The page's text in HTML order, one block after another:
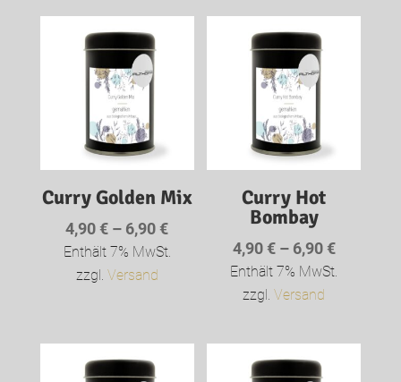
Curry Golden Mix
4,90€ – 6,90€Preisspanne:
4,90 €
Enthält 7% MwSt.
zzgl. Versand
Curry Hot
Bombay
4,90€ – 6,90€
4,90 €
Enthält 7% MwSt.
zzgl.Versand